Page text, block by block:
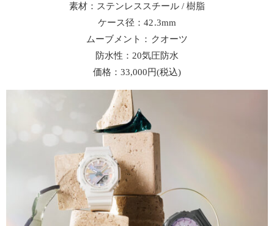
素材：ステンレススチール / 樹脂
ケース径：42.3mm
ムーブメント：クオーツ
防水性：20気圧防水
価格：33,000円(税込)